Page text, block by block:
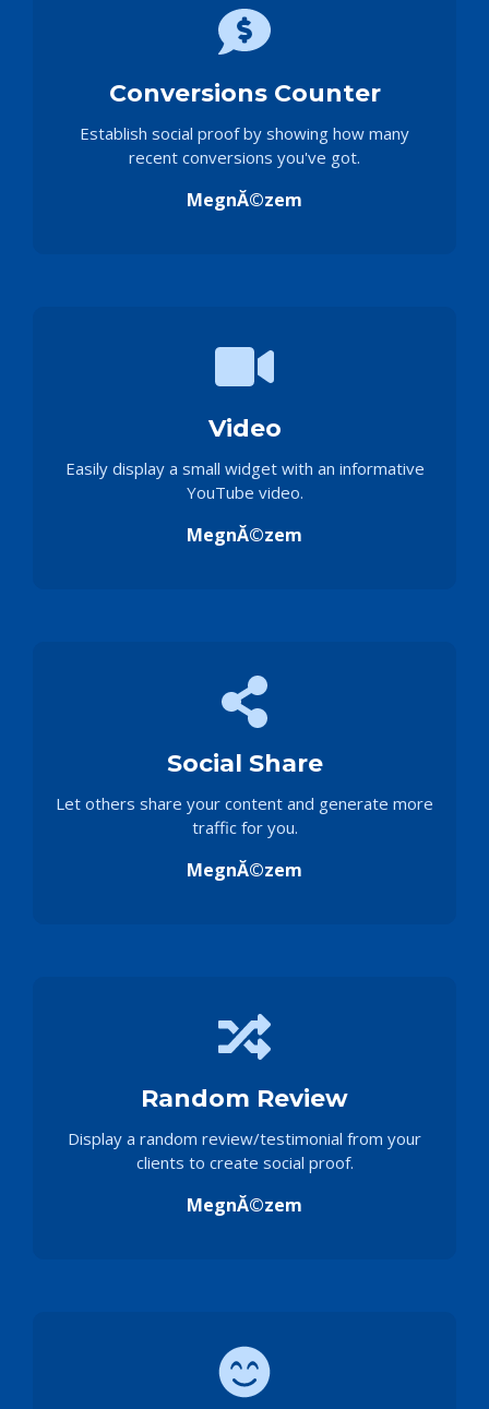
Conversions Counter
Establish social proof by showing how many
recent conversions you've got.
MegnĂ©zem
Video
Easily display a small widget with an informative
YouTube video.
MegnĂ©zem
Social Share
Let others share your content and generate more
traffic for you.
MegnĂ©zem
Random Review
Display a random review/testimonial from your
clients to create social proof.
MegnĂ©zem